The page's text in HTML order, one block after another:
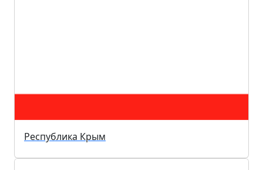
Республика Крым